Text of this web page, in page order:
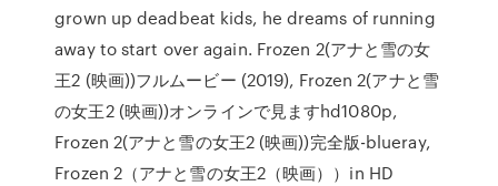
grown up deadbeat kids, he dreams of running
away to start over again. Frozen 2(アナと雪の女
王2 (映画))フルムービー (2019), Frozen 2(アナと雪
の女王2 (映画))オンラインで見ますhd1080p,
Frozen 2(アナと雪の女王2 (映画))完全版-blueray,
Frozen 2（アナと雪の女王2（映画））in HD